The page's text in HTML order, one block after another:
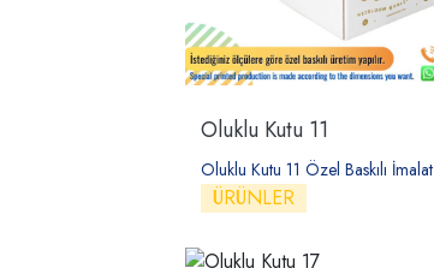
Oluklu Kutu 11
Oluklu Kutu 11 Özel Baskılı İmalat
ÜRÜNLER